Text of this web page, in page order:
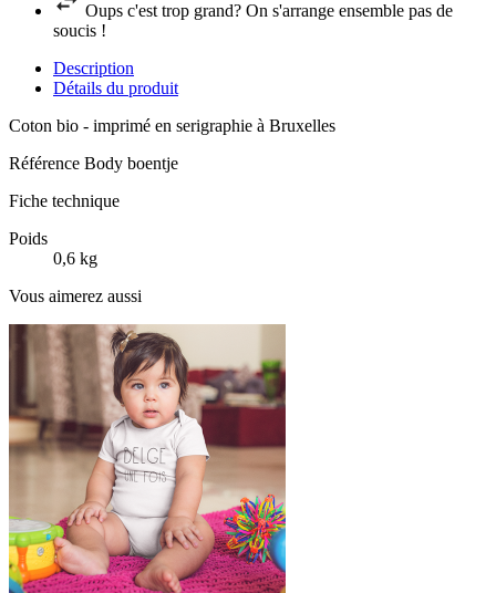
Oups c'est trop grand? On s'arrange ensemble pas de
soucis !
Description
Détails du produit
Coton bio - imprimé en serigraphie à Bruxelles
Référence Body boentje
Fiche technique
Poids
0,6 kg
Vous aimerez aussi